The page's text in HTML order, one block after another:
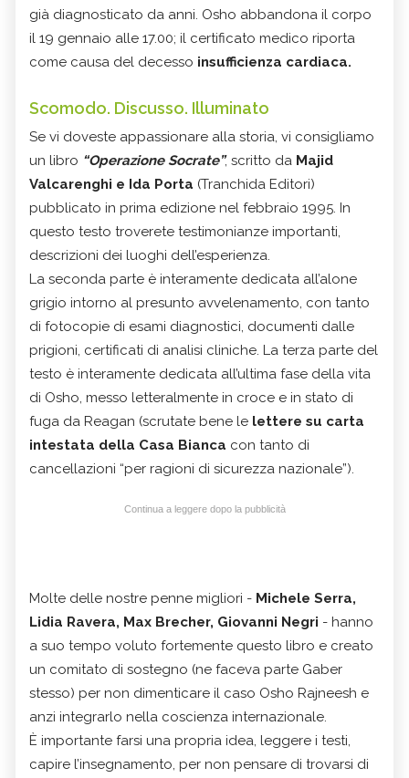
già diagnosticato da anni. Osho abbandona il corpo
il 19 gennaio alle 17.00; il certificato medico riporta
come causa del decesso insufficienza cardiaca.
Scomodo. Discusso. Illuminato
Se vi doveste appassionare alla storia, vi consigliamo
un libro “Operazione Socrate”, scritto da Majid
Valcarenghi e Ida Porta (Tranchida Editori)
pubblicato in prima edizione nel febbraio 1995. In
questo testo troverete testimonianze importanti,
descrizioni dei luoghi dell’esperienza.
La seconda parte è interamente dedicata all’alone
grigio intorno al presunto avvelenamento, con tanto
di fotocopie di esami diagnostici, documenti dalle
prigioni, certificati di analisi cliniche. La terza parte del
testo è interamente dedicata all’ultima fase della vita
di Osho, messo letteralmente in croce e in stato di
fuga da Reagan (scrutate bene le lettere su carta
intestata della Casa Bianca con tanto di
cancellazioni “per ragioni di sicurezza nazionale”).
Continua a leggere dopo la pubblicità
Molte delle nostre penne migliori - Michele Serra,
Lidia Ravera, Max Brecher, Giovanni Negri - hanno
a suo tempo voluto fortemente questo libro e creato
un comitato di sostegno (ne faceva parte Gaber
stesso) per non dimenticare il caso Osho Rajneesh e
anzi integrarlo nella coscienza internazionale.
È importante farsi una propria idea, leggere i testi,
capire l’insegnamento, per non pensare di trovarsi di